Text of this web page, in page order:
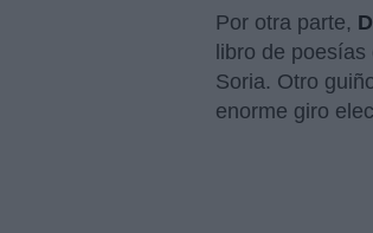
Por otra parte,
libro de poesías
Soria. Otro
enorme giro